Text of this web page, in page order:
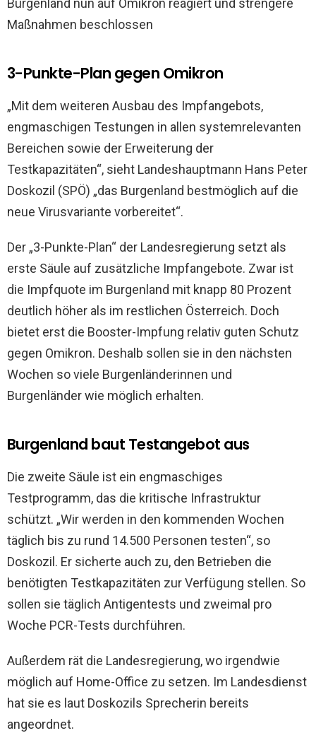
Burgenland nun auf Omikron reagiert und strengere
Maßnahmen beschlossen
3-Punkte-Plan gegen Omikron
„Mit dem weiteren Ausbau des Impfangebots,
engmaschigen Testungen in allen systemrelevanten
Bereichen sowie der Erweiterung der
Testkapazitäten“, sieht Landeshauptmann Hans Peter
Doskozil (SPÖ) „das Burgenland bestmöglich auf die
neue Virusvariante vorbereitet“.
Der „3-Punkte-Plan“ der Landesregierung setzt als
erste Säule auf zusätzliche Impfangebote. Zwar ist
die Impfquote im Burgenland mit knapp 80 Prozent
deutlich höher als im restlichen Österreich. Doch
bietet erst die Booster-Impfung relativ guten Schutz
gegen Omikron. Deshalb sollen sie in den nächsten
Wochen so viele Burgenländerinnen und
Burgenländer wie möglich erhalten.
Burgenland baut Testangebot aus
Die zweite Säule ist ein engmaschiges
Testprogramm, das die kritische Infrastruktur
schützt. „Wir werden in den kommenden Wochen
täglich bis zu rund 14.500 Personen testen“, so
Doskozil. Er sicherte auch zu, den Betrieben die
benötigten Testkapazitäten zur Verfügung stellen. So
sollen sie täglich Antigentests und zweimal pro
Woche PCR-Tests durchführen.
Außerdem rät die Landesregierung, wo irgendwie
möglich auf Home-Office zu setzen. Im Landesdienst
hat sie es laut Doskozils Sprecherin bereits
angeordnet.